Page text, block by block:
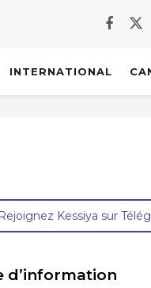
INTERNATIONAL
Rejoignez Kessiya sur
d’information